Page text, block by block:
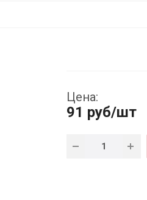
Цена:
91 руб/шт